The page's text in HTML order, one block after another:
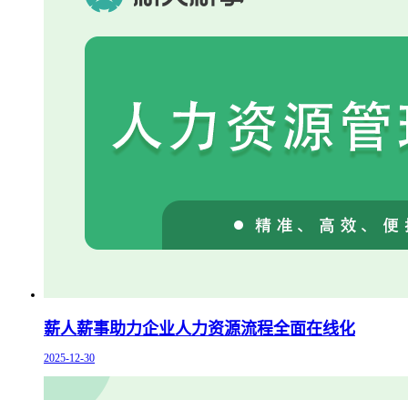
薪人薪事助力企业人力资源流程全面在线化
2025-12-30